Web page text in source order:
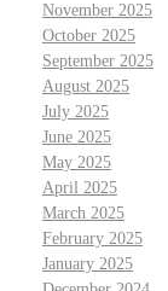
November 2025
October 2025
September 2025
August 2025
July 2025
June 2025
May 2025
April 2025
March 2025
February 2025
January 2025